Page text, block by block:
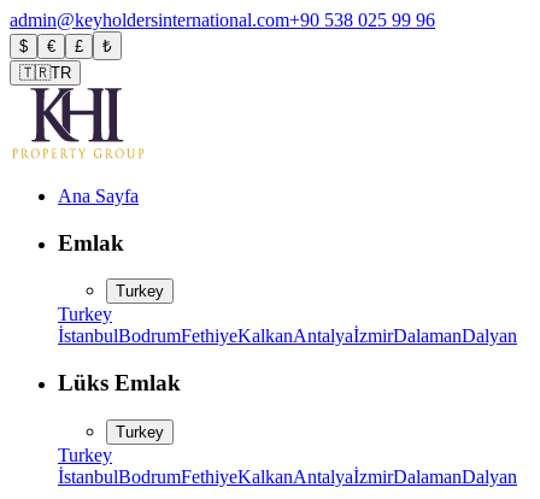
admin@keyholdersinternational.com+90 538 025 99 96
$ € £
₺
🇹🇷TR
Ana Sayfa
Emlak
Turkey
Turkey
İstanbulBodrumFethiyeKalkanAntalyaİzmirDalamanDalyan
Lüks Emlak
Turkey
Turkey
İstanbulBodrumFethiyeKalkanAntalyaİzmirDalamanDalyan